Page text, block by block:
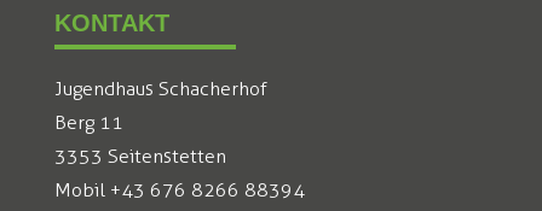
KONTAKT
Jugendhaus Schacherhof
Berg 11
3353 Seitenstetten
Mobil +43 676 8266 88394